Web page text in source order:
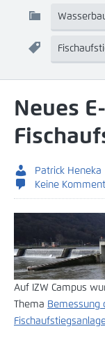
Neues
Patrick Heneka
Keine
Auf IZW Campus
Thema Bemessung